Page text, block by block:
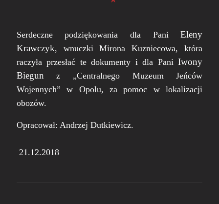
Serdeczne podziękowania dla Pani Eleny
Krawczyk, wnuczki Mirona Kuzniecowa, która
raczyła przesłać te dokumenty i dla PaniIwony
Biegun z „Centralnego Muzeum Jeńców
Wojennych” w Opolu, za pomoc w lokalizacji
obozów.
Opracował: Andrzej Dutkiewicz.
21.12.2018